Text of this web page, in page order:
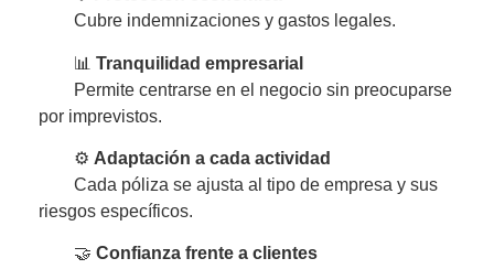
Cubre indemnizaciones y gastos legales.
📊 Tranquilidad empresarial
Permite centrarse en el negocio sin preocuparse
por imprevistos.
⚙️ Adaptación a cada actividad
Cada póliza se ajusta al tipo de empresa y sus
riesgos específicos.
🤝 Confianza frente a clientes